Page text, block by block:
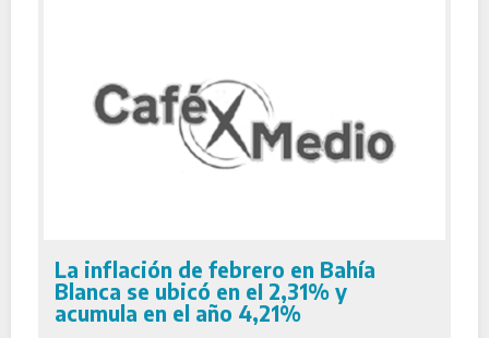
La inflación de febrero en Bahía
Blanca se ubicó en eI 2,31% y
acumula en el año 4,21%